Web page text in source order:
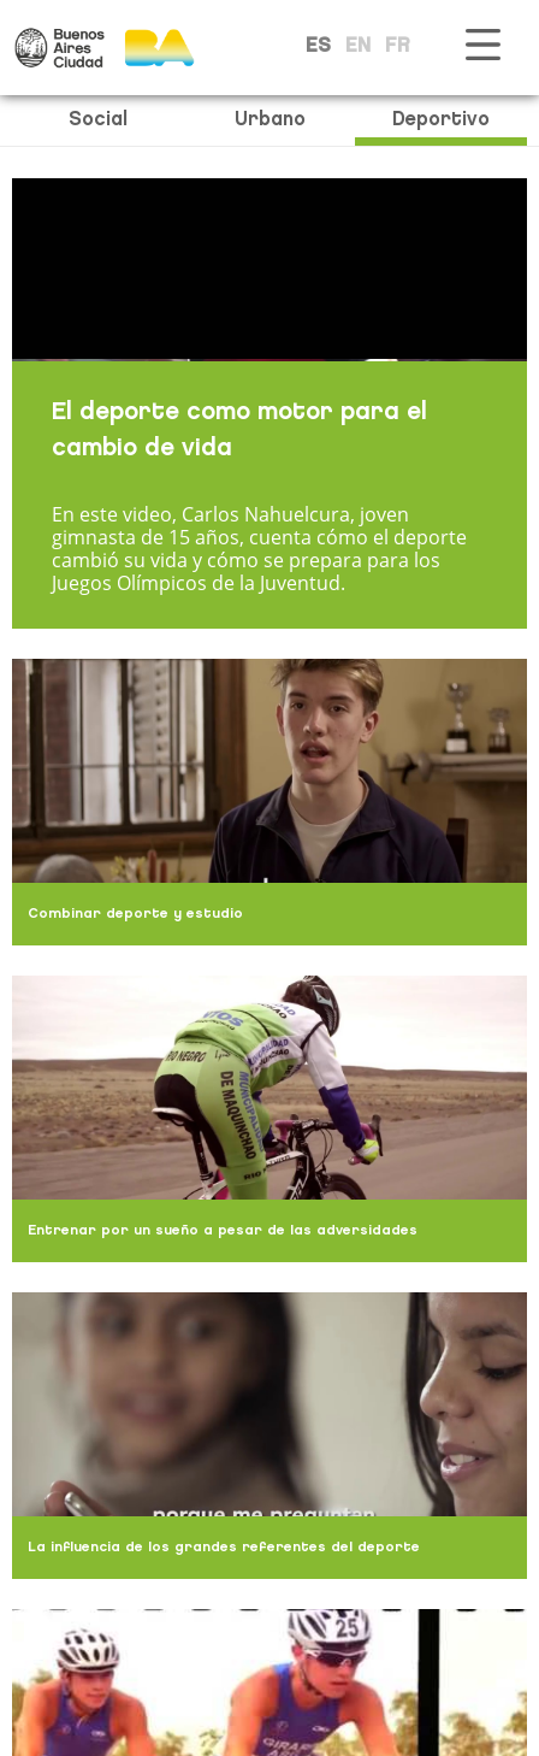
ES EN FR
Social Urbano Deportivo
El deporte como motor para el
cambio de vida
En este video, Carlos Nahuelcura, joven
gimnasta de 15 años, cuenta cómo el deporte
cambió su vida y cómo se prepara para los
Juegos Olímpicos de la Juventud.
Combinar deporte y estudio
Entrenar por un sueño a pesar de las adversidades
La influencia de los grandes referentes del deporte